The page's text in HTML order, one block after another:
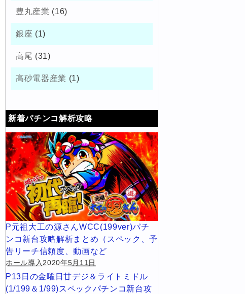
豊丸産業 (16)
銀座 (1)
高尾 (31)
高砂電器産業 (1)
新着パチンコ解析攻略
P元祖大工の源さんWCC(199ver)パチ
ンコ新台攻略解析まとめ（スペック、予
告リーチ信頼度、動画など
ホール導入2020年5月11日
P13日の金曜日甘デジ＆ライトミドル
(1/199＆1/99)スペックパチンコ新台攻